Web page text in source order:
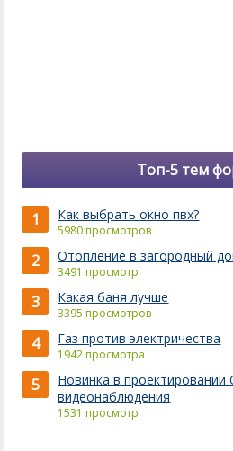
Топ-5 тем
1 Как выбрать окно пвх?
5980 просмотров
2 Отопление в загородный
3491 просмотр
3 Какая баня лучше
3395 просмотров
4 Газ против электричества
1942 просмотра
5
Новинка в проектировании
видеонаблюдения
1531 просмотр